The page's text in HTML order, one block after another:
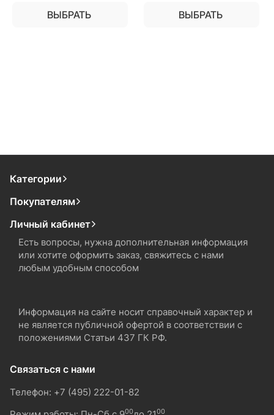
ВЫБРАТЬ ВЫБРАТЬ
Категории
Покупателям
Личный кабинет
Есть вопросы, нужна дополнительная информация
или хотите оформить заказ, свяжитесь с нами
любым удобным способом
Информация на сайте носит справочный характер и
не является публичной офертой в соответствии с
положениями Статьи 437 ГК РФ.
Связаться с нами
Телефон: +7 (495) 222-01-82
00 00